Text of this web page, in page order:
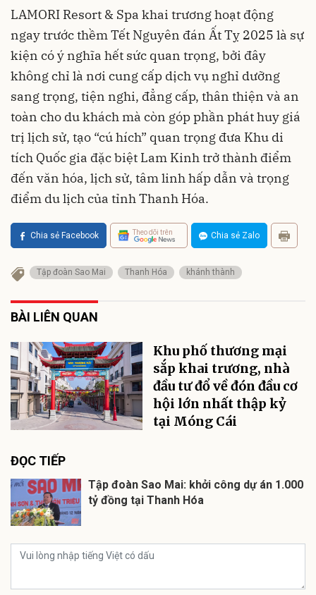
LAMORI Resort & Spa khai trương hoạt động
ngay trước thềm Tết Nguyên đán Ất Tỵ 2025 là sự
kiện có ý nghĩa hết sức quan trọng, bởi đây
không chỉ là nơi cung cấp dịch vụ nghỉ dưỡng
sang trọng, tiện nghi, đẳng cấp, thân thiện và an
toàn cho du khách mà còn góp phần phát huy giá
trị lịch sử, tạo “cú hích” quan trọng đưa Khu di
tích Quốc gia đặc biệt Lam Kinh trở thành điểm
đến văn hóa, lịch sử, tâm linh hấp dẫn và trọng
điểm du lịch của tỉnh Thanh Hóa.
Chia sẻ Facebook Theo dõi trên Chia sẻ Zalo
Tập đoàn Sao Mai Thanh Hóa khánh thành
BÀI LIÊN QUAN
Khu phố thương mại
sắp khai trương, nhà
đầu tư đổ về đón đầu cơ
hội lớn nhất thập kỷ
tại Móng Cái
ĐỌC TIẾP
Tập đoàn Sao Mai: khởi công dự án 1.000
tỷ đồng tại Thanh Hóa